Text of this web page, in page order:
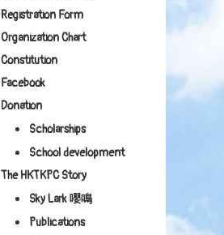
Registration Form
Organization Chart
Constitution
Facebook
Donation
Scholarships
School development
The HKTKPC Story
Sky Lark 嚶鳴
Publications